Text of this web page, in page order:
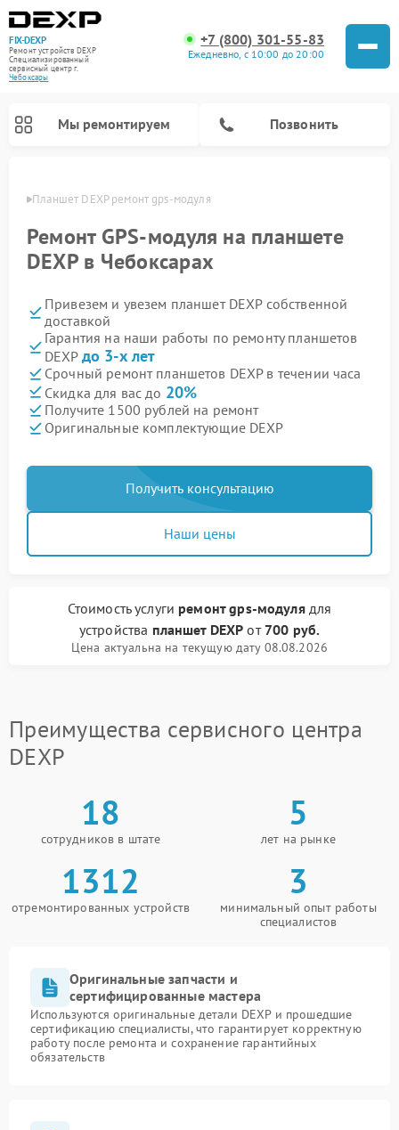
FIX-DEXP
Ремонт устройств DEXP
Специализированный
cервисный центр г.
Чебоксары
+7 (800) 301-55-83
Ежедневно, с 10:00 до 20:00
Мы ремонтируем Позвонить
Планшет DEXP ремонт gps-модуля
Ремонт GPS-модуля на планшете
DEXP в Чебоксарах
Привезем и увезем планшет DEXP собственной
доставкой
Гарантия на наши работы по ремонту планшетов
DEXP до 3-х лет
Срочный ремонт планшетов DEXP в течении часа
Скидка для вас до 20%
Получите 1500 рублей на ремонт
Оригинальные комплектующие DEXP
Получить консультацию
Наши цены
Стоимость услуги ремонт gps-модулядля
устройства планшет DEXP от 700 руб.
Цена актуальна на текущую дату 08.08.2026
Преимущества сервисного центра
DEXP
18
сотрудников в штате
5
лет на рынке
1312
отремонтированных устройств
3
минимальный опыт работы
специалистов
Оригинальные запчасти и
сертифицированные мастера
Используются оригинальные детали DEXP и прошедшие
сертификацию специалисты, что гарантирует корректную
работу после ремонта и сохранение гарантийных
обязательств